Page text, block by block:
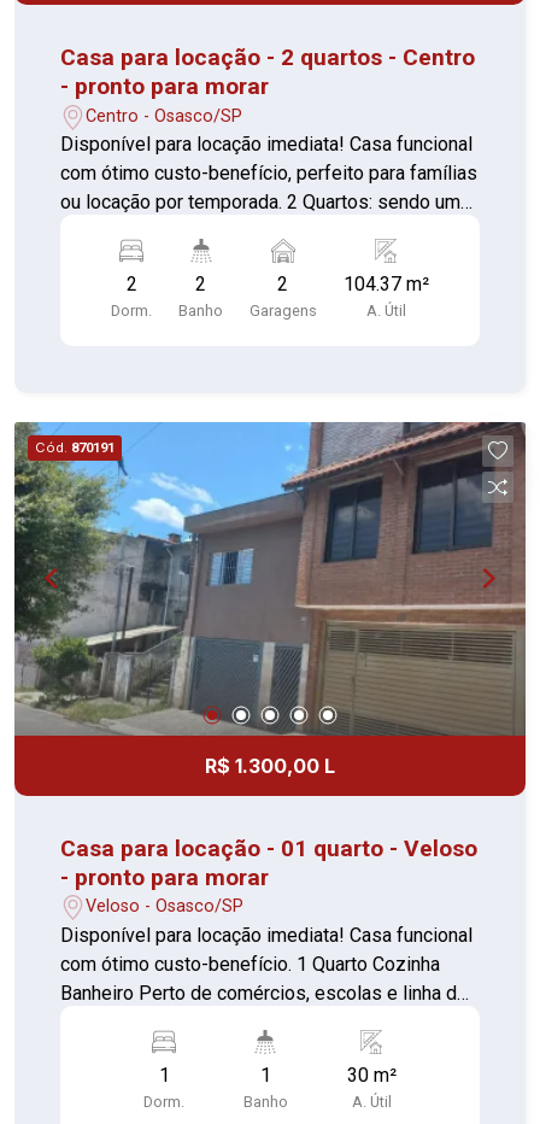
Casa para locação - 2 quartos - Centro
- pronto para morar
Centro - Osasco/SP
Disponível para locação imediata! Casa funcional
com ótimo custo-benefício, perfeito para famílias
ou locação por temporada. 2 Quartos: sendo um
confortável Cozinha: com armários básicos,
balcão e exaustor Copa: Lavanderia: 2 Banheiro:
com box Perto de comércios em geral,
garagem coberta Custo acessível Ambientes
bem aproveitados Localização prática Perfeito
para quem busca praticidade e conforto com um
bom preço. Agende sua visita e confirme!
2
Dorm.
2
Banho
2
Garagens
104.37 m²
A. Útil
Cód. 870191
R$ 1.300,00 L
Casa para locação - 01 quarto - Veloso
- pronto para morar
Veloso - Osasco/SP
Disponível para locação imediata! Casa funcional
com ótimo custo-benefício. 1 Quarto Cozinha
Banheiro Perto de comércios, escolas e linha de
aproveitados Localização prática Perfeito para
quem busca praticidade e conforto com um bom
preço. Agende sua visita e confirme!
1
Dorm.
1
Banho
30 m²
A. Útil